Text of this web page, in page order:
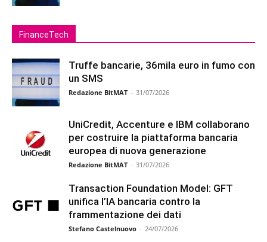
FinanceTech
Truffe bancarie, 36mila euro in fumo con
un SMS
Redazione BitMAT - 31/07/2026
UniCredit, Accenture e IBM collaborano
per costruire la piattaforma bancaria
europea di nuova generazione
Redazione BitMAT - 31/07/2026
Transaction Foundation Model: GFT
unifica l’IA bancaria contro la
frammentazione dei dati
Stefano Castelnuovo - 24/07/2026